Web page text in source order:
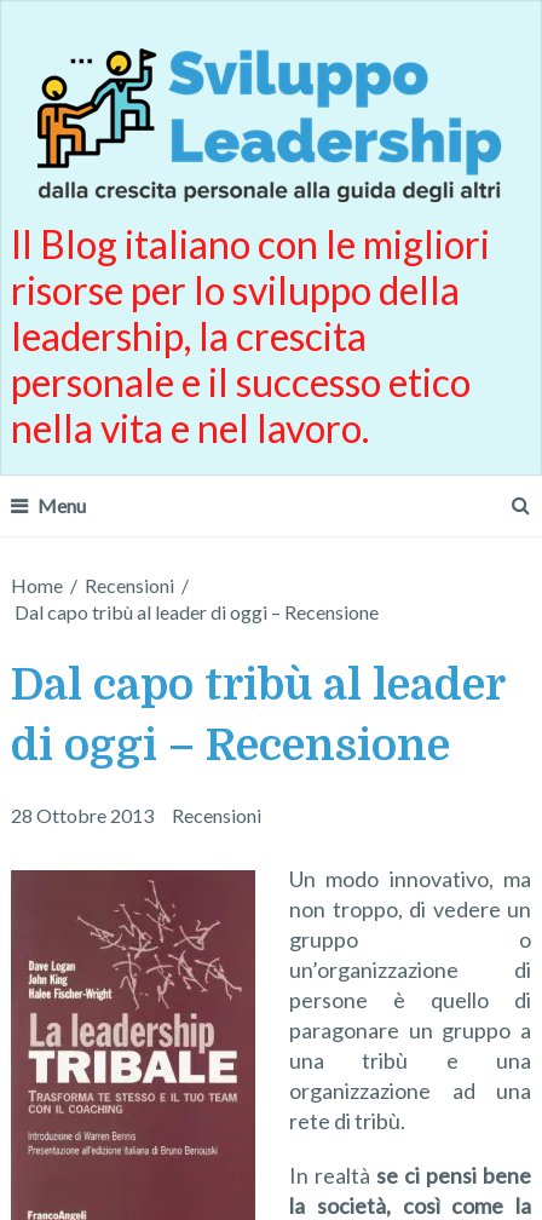
Il Blog italiano con le migliori
risorse per lo sviluppo della
leadership, la crescita
personale e il successo etico
nella vita e nel lavoro.
Menu
Home / Recensioni /
Dal capo tribù al leader di oggi – Recensione
Dal capo tribù al leader
di oggi – Recensione
28 Ottobre 2013 Recensioni
Un modo innovativo, ma
non troppo, di vedere un
gruppo o
un’organizzazione di
persone è quello di
paragonare un gruppo a
una tribù e una
organizzazione ad una
rete di tribù.
In realtàse ci pensi bene
la società,così come la